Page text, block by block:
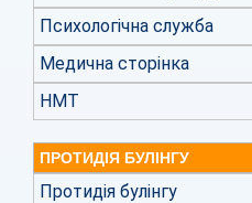
Психологічна служба
Медична сторінка
НМТ
ПРОТИДІЯ БУЛІНГУ
Протидія булінгу